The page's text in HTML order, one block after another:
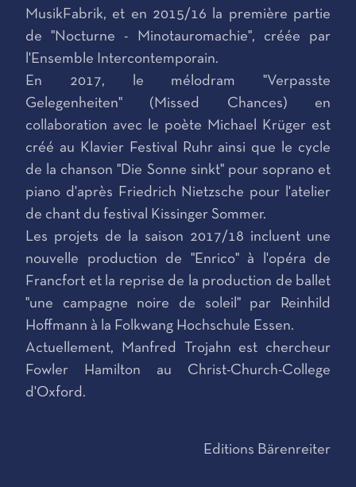
MusikFabrik, et en 2015/16 la première partie
de "Nocturne - Minotauromachie", créée par
l'Ensemble Intercontemporain.
En 2017, le mélodram "Verpasste
Gelegenheiten" (Missed Chances) en
collaboration avec le poète Michael Krüger est
créé au Klavier Festival Ruhr ainsi que le cycle
de la chanson "Die Sonne sinkt" pour soprano et
piano d'après Friedrich Nietzsche pour l'atelier
de chant du festival Kissinger Sommer.
Les projets de la saison 2017/18 incluent une
nouvelle production de "Enrico" à l'opéra de
Francfort et la reprise de la production de ballet
"une campagne noire de soleil" par Reinhild
Hoffmann à la Folkwang Hochschule Essen.
Actuellement, Manfred Trojahn est chercheur
Fowler Hamilton au Christ-Church-College
d'Oxford.
Editions Bärenreiter